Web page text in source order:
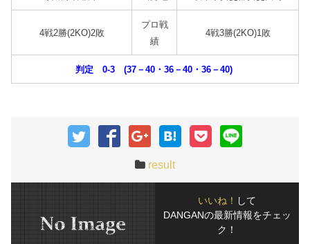
4戦2勝(2KO)2敗
プロ戦
績
4戦3勝(2KO)1敗
判定 0-3 (37－40・36－40・36－40)
result
いいね！ して
DANGANの最新情報をチェッ
ク！